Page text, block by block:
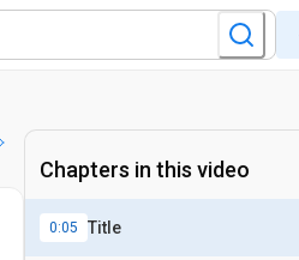
Chapters in this video
0:05 Title